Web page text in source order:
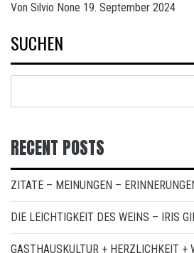
Von Silvio None 19. September 2024
SUCHEN
RECENT POSTS
ZITATE – MEINUNGEN –
DIE LEICHTIGKEIT DES WEINS – IRIS
GASTHAUSKULTUR + HERZLICHKEIT +